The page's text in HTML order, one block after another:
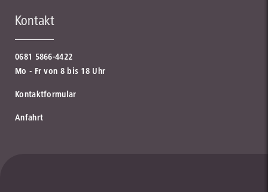
Kontakt
0681 5866-4422
Mo - Fr von 8 bis 18 Uhr
Kontaktformular
Anfahrt